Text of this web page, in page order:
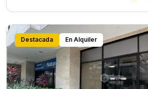
Destacada En Alquiler